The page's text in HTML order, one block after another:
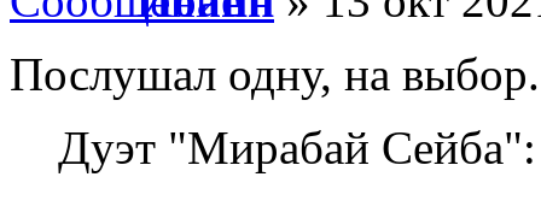
Послушал одну, на выбор.
Дуэт "Мирабай Сейба":